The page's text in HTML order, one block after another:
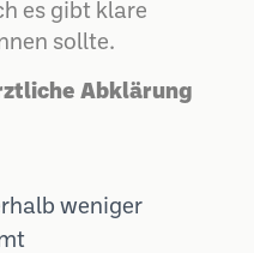
es gibt klare
sollte.
Abklärung
weniger